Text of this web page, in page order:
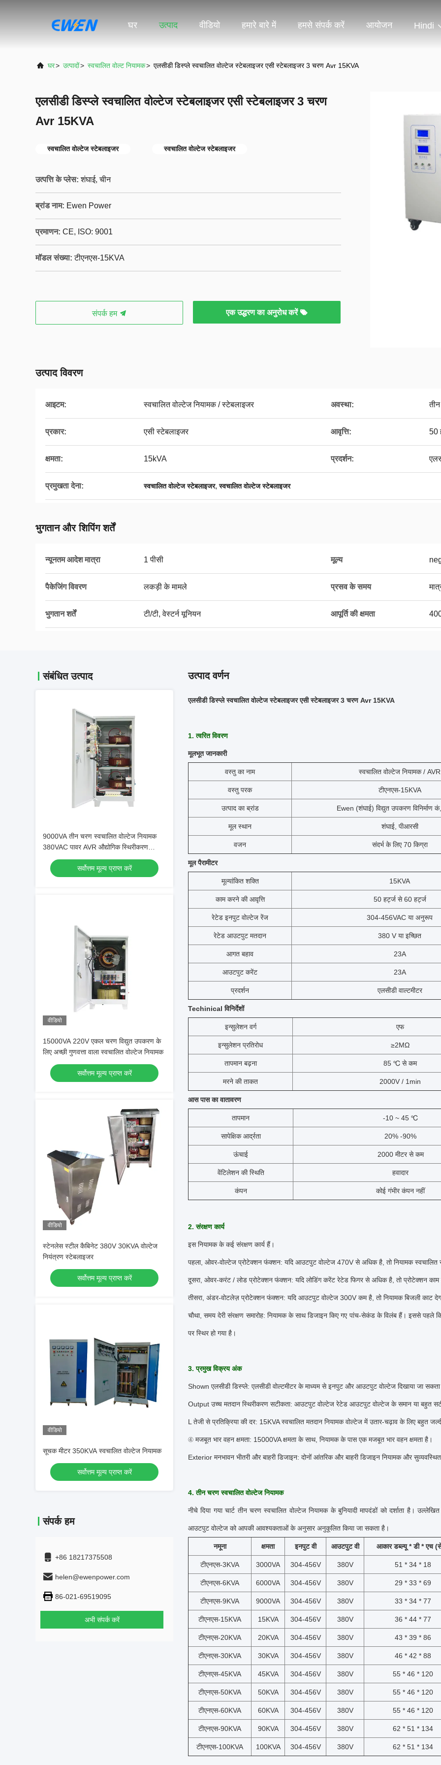
घर उत्पाद वीडियो हमारे बारे में हमसे संपर्क करें आयोजन Hindi
घर> उत्पादों> स्वचालित वोल्ट नियामक> एलसीडी डिस्प्ले स्वचालित वोल्टेज स्टेबलाइजर एसी स्टेबलाइजर 3 चरण Avr 15KVA
एलसीडी डिस्प्ले स्वचालित वोल्टेज स्टेबलाइजर एसी स्टेबलाइजर 3 चरण
Avr 15KVA
स्वचालित वोल्टेज स्टेबलाइजर स्वचालित वोल्टेज स्टेबलाइजर
उत्पत्ति के प्लेस: शंघाई, चीन
ब्रांड नाम: Ewen Power
प्रमाणन: CE, ISO: 9001
मॉडल संख्या: टीएनएस-15KVA
संपर्क हम एक उद्धरण का अनुरोध करें
उत्पाद विवरण
आइटम: स्वचालित वोल्टेज नियामक / स्टेबलाइजर अवस्था:
प्रकार: एसी स्टेबलाइजर आवृत्ति: 50
क्षमता: 15kVA प्रदर्शन:
प्रमुखता देना: स्वचालित वोल्टेज स्टेबलाइजर,स्वचालित वोल्टेज स्टेबलाइजर
भुगतान और शिपिंग शर्तें
न्यूनतम आदेश मात्रा 1 पीसी मूल्य
पैकेजिंग विवरण लकड़ी के मामले प्रसव के समय
भुगतान शर्तें टी/टी, वेस्टर्न यूनियन आपूर्ति की क्षमता
संबंधित उत्पाद
9000VA तीन चरण स्वचालित वोल्टेज नियामक
380VAC पावर AVR औद्योगिक स्थिरीकरण
कारखाना प्रत्यक्ष बिक्री
सर्वोत्तम मूल्य प्राप्त करें
वीडियो
15000VA 220V एकल चरण विद्युत उपकरण के
लिए अच्छी गुणवत्ता वाला स्वचालित वोल्टेज नियामक
सर्वोत्तम मूल्य प्राप्त करें
वीडियो
स्टेनलेस स्टील कैबिनेट 380V 30KVA वोल्टेज
नियंत्रण स्टेबलाइजर
सर्वोत्तम मूल्य प्राप्त करें
वीडियो
सूचक मीटर 350KVA स्वचालित वोल्टेज नियामक
सर्वोत्तम मूल्य प्राप्त करें
संपर्क हम
+86 18217375508
helen@ewenpower.com
86-021-69519095
अभी संपर्क करें
उत्पाद वर्णन
एलसीडी डिस्प्ले स्वचालित वोल्टेज स्टेबलाइजर एसी स्टेबलाइजर 3 चरण Avr 15KVA
1. त्वरित विवरण
मूलभूत जानकारी
वस्तु का नाम स्वचालित वोल्टेज नियामक / AVR
वस्तु परक टीएनएस-15KVA
उत्पाद का ब्रांड Ewen (शंघाई) विद्युत उपकरण विनिर्माण
मूल स्थान शंघाई, पीआरसी
वजन संदर्भ के लिए 70 किग्रा
मूल पैरामीटर
मूल्यांकित शक्ति 15KVA
काम करने की आवृत्ति 50 हर्ट्ज से 60 हर्ट्ज
रेटेड इनपुट वोल्टेज रेंज 304-456VAC या अनुरूप
रेटेड आउटपुट मतदान 380 V या इच्छित
आगत बहाव 23A
आउटपुट करेंट 23A
प्रदर्शन एलसीडी वाल्टमीटर
Techinical विनिर्देशों
इन्सुलेशन वर्ग एफ
इन्सुलेशन प्रतिरोध ≥2MΩ
तापमान बढ़ना 85 ℃ से कम
मरने की ताकत 2000V / 1min
आस पास का वातावरण
तापमान -10 ~ 45 ℃
सापेक्षिक आर्द्रता 20% -90%
ऊंचाई 2000 मीटर से कम
वेंटिलेशन की स्थिति हवादार
कंपन कोई गंभीर कंपन नहीं
2. संरक्षण कार्य
इस नियामक के कई संरक्षण कार्य हैं।
पहला, ओवर-वोल्टेज प्रोटेक्शन फंक्शन: यदि आउटपुट वोल्टेज 470V से अधिक है, तो नियामक स्वचालित
दूसरा, ओवर-करंट / लोड प्रोटेक्शन फंक्शन: यदि लोडिंग करेंट रेटेड फिगर से अधिक है, तो प्रोटेक्शन काम
तीसरा, अंडर-वोटलेज़ प्रोटेक्शन फंक्शन: यदि आउटपुट वोल्टेज 300V कम है, तो नियामक बिजली काट
चौथा, समय देरी संरक्षण समारोह: नियामक के साथ डिजाइन किए गए पांच-सेकंड के विलंब हैं। इससे पहले
पर स्थिर हो गया है।
3. प्रमुख विक्रय अंक
Shown एलसीडी डिस्प्ले: एलसीडी वोल्टमीटर के माध्यम से इनपुट और आउटपुट वोल्टेज दिखाया जा
Output उच्च मतदान स्थिरीकरण सटीकता: आउटपुट वोल्टेज रेटेड आउटपुट वोल्टेज के समान या बहुत
L तेजी से प्रतिक्रिया की दर: 15KVA स्वचालित मतदान नियामक वोल्टेज में उतार-चढ़ाव के लिए बहुत
④ मजबूत भार वहन क्षमता: 15000VA क्षमता के साथ, नियामक के पास एक मजबूत भार वहन क्षमता है।
Exterior मनभावन भीतरी और बाहरी डिजाइन: दोनों आंतरिक और बाहरी डिजाइन नियामक और
4. तीन चरण स्वचालित वोल्टेज नियामक
नीचे दिया गया चार्ट तीन चरण स्वचालित वोल्टेज नियामक के बुनियादी मापदंडों को दर्शाता है।
आउटपुट वोल्टेज को आपकी आवश्यकताओं के अनुसार अनुकूलित किया जा सकता है।
नमूना क्षमता इनपुट वी आउटपुट वी आकार डब्ल्यू * डी * एच
टीएनएस-3KVA 3000VA 304-456V 380V 51 * 34 * 18
टीएनएस-6KVA 6000VA 304-456V 380V 29 * 33 * 69
टीएनएस-9KVA 9000VA 304-456V 380V 33 * 34 * 77
टीएनएस-15KVA 15KVA 304-456V 380V 36 * 44 * 77
टीएनएस-20KVA 20KVA 304-456V 380V 43 * 39 * 86
टीएनएस-30KVA 30KVA 304-456V 380V 46 * 42 * 88
टीएनएस-45KVA 45KVA 304-456V 380V 55 * 46 * 120
टीएनएस-50KVA 50KVA 304-456V 380V 55 * 46 * 120
टीएनएस-60KVA 60KVA 304-456V 380V 55 * 46 * 120
टीएनएस-90KVA 90KVA 304-456V 380V 62 * 51 * 134
टीएनएस-100KVA 100KVA 304-456V 380V 62 * 51 * 134